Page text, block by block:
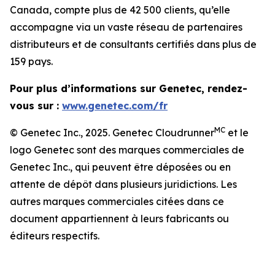
Canada, compte plus de 42 500 clients, qu’elle
accompagne via un vaste réseau de partenaires
distributeurs et de consultants certifiés dans plus de
159 pays.
Pour plus d’informations sur Genetec, rendez-
vous sur : www.genetec.com/fr
© Genetec Inc., 2025. Genetec CloudrunnerMC et le
logo Genetec sont des marques commerciales de
Genetec Inc., qui peuvent être déposées ou en
attente de dépôt dans plusieurs juridictions. Les
autres marques commerciales citées dans ce
document appartiennent à leurs fabricants ou
éditeurs respectifs.